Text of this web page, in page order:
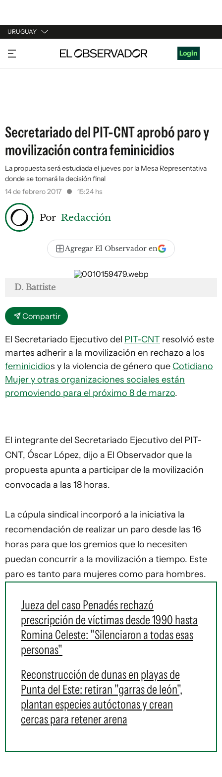
URUGUAY
URUGUAY
ARGENTINA
Login
Secretariado del PIT-CNT aprobó paro y
movilización contra feminicidios
La propuesta será estudiada el jueves por la Mesa Representativa
donde se tomará la decisión final
14 de febrero 2017
15:24 hs
Por Redacción
Agregar El Observador en
D. Battiste
Compartir
El Secretariado Ejecutivo del PIT-CNT resolvió este
martes adherir a la movilización en rechazo a los
feminicidios y la violencia de género que Cotidiano
Mujer y otras organizaciones sociales están
promoviendo para el próximo 8 de marzo.
El integrante del Secretariado Ejecutivo del PIT-
CNT, Óscar López, dijo a El Observador que la
propuesta apunta a participar de la movilización
convocada a las 18 horas.
La cúpula sindical incorporó a la iniciativa la
recomendación de realizar un paro desde las 16
horas para que los gremios que lo necesiten
puedan concurrir a la movilización a tiempo. Este
paro es tanto para mujeres como para hombres.
Jueza del caso Penadés rechazó
prescripción de víctimas desde 1990 hasta
Romina Celeste: "Silenciaron a todas esas
personas"
Reconstrucción de dunas en playas de
Punta del Este: retiran "garras de león",
plantan especies autóctonas y crean
cercas para retener arena